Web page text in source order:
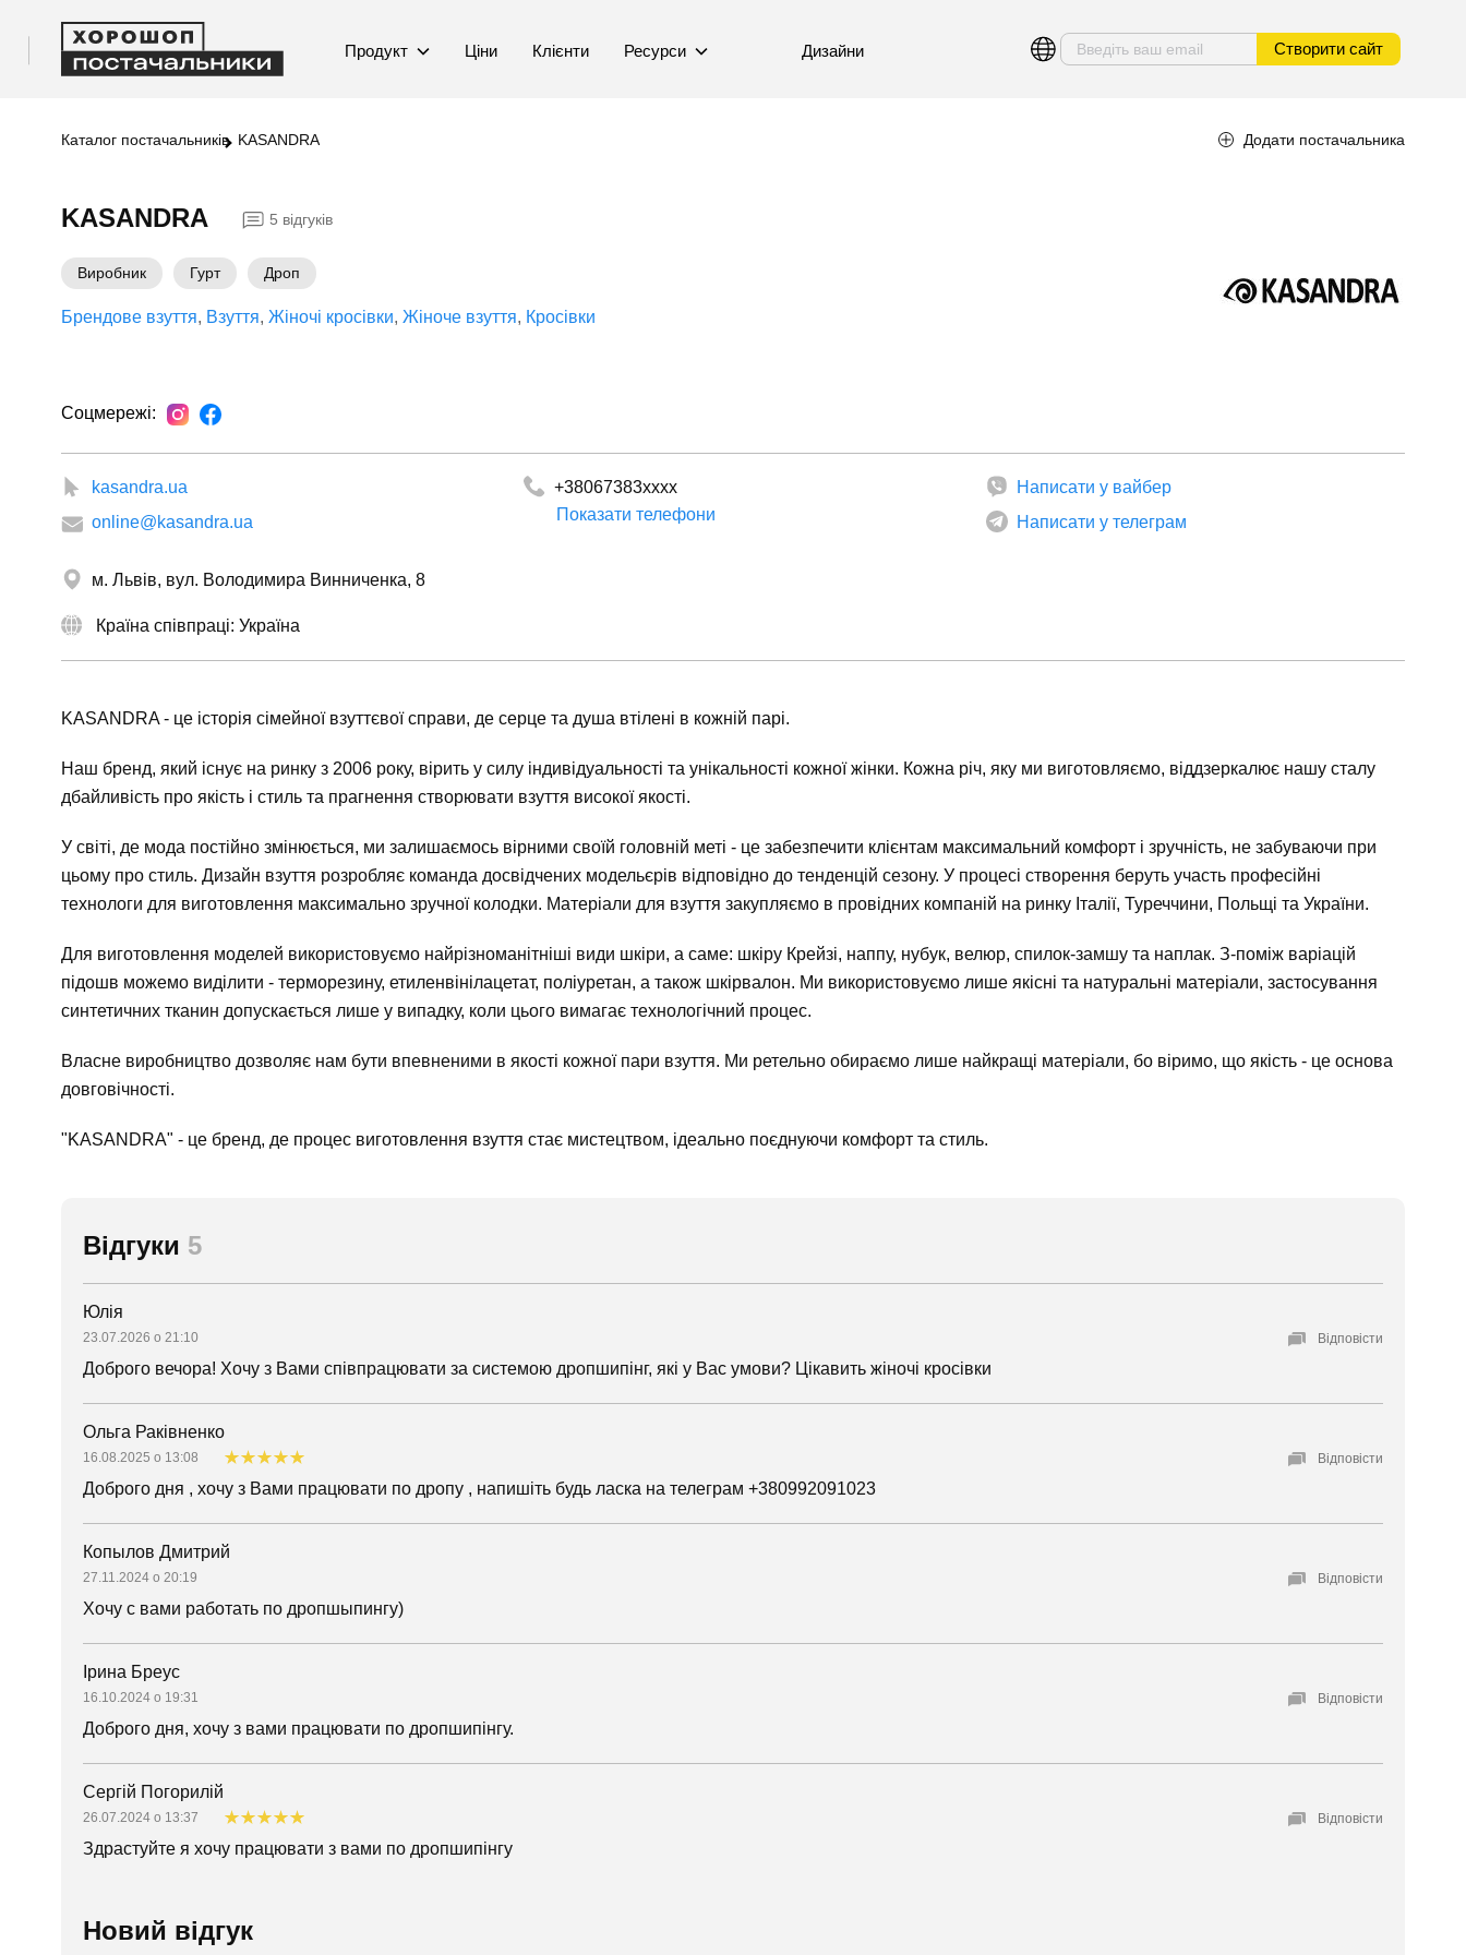
Продукт Ціни Клієнти Ресурси Дизайни Створити сайт
Каталог постачальників KASANDRA Додати постачальника
KASANDRA 5 відгуків
Виробник Гурт Дроп
Брендове взуття Взуття Жіночі кросівки Жіноче взуття Кросівки
Соцмережі:
kasandra.ua
online@kasandra.ua
+38067383xxxx
+380673838492
Показати телефони
Написати у вайбер
Написати у телеграм
м. Львів, вул. Володимира Винниченка, 8
Країна співпраці: Україна
KASANDRA - це історія сімейної взуттєвої справи, де серце та душа втілені в кожній парі.
Наш бренд, який існує на ринку з 2006 року, вірить у силу індивідуальності та унікальності кожної жінки. Кожна річ, яку ми виготовляємо, віддзеркалює нашу сталу
дбайливість про якість і стиль та прагнення створювати взуття високої якості.
У світі, де мода постійно змінюється, ми залишаємось вірними своїй головній меті - це забезпечити клієнтам максимальний комфорт і зручність, не забуваючи при
цьому про стиль. Дизайн взуття розробляє команда досвідчених модельєрів відповідно до тенденцій сезону. У процесі створення беруть участь професійні
технологи для виготовлення максимально зручної колодки. Матеріали для взуття закупляємо в провідних компаній на ринку Італії, Туреччини, Польщі та України.
Для виготовлення моделей використовуємо найрізноманітніші види шкіри, а саме: шкіру Крейзі, наппу, нубук, велюр, спилок-замшу та наплак. З-поміж варіацій
підошв можемо виділити - терморезину, етиленвінілацетат, поліуретан, а також шкірвалон. Ми використовуємо лише якісні та натуральні матеріали, застосування
синтетичних тканин допускається лише у випадку, коли цього вимагає технологічний процес.
Власне виробництво дозволяє нам бути впевненими в якості кожної пари взуття. Ми ретельно обираємо лише найкращі матеріали, бо віримо, що якість - це основа
довговічності.
"KASANDRA" - це бренд, де процес виготовлення взуття стає мистецтвом, ідеально поєднуючи комфорт та стиль.
Відгуки 5
Юлія
23.07.2026 о 21:10
Доброго вечора! Хочу з Вами співпрацювати за системою дропшипінг, які у Вас умови? Цікавить жіночі кросівки
Відповісти
Ольга Раківненко
16.08.2025 о 13:08
Доброго дня , хочу з Вами працювати по дропу , напишіть будь ласка на телеграм +380992091023
Відповісти
Копылов Дмитрий
27.11.2024 о 20:19
Хочу с вами работать по дропшыпингу)
Відповісти
Ірина Бреус
16.10.2024 о 19:31
Доброго дня, хочу з вами працювати по дропшипінгу.
Відповісти
Сергій Погорилій
26.07.2024 о 13:37
Здрастуйте я хочу працювати з вами по дропшипінгу
Відповісти
Новий відгук